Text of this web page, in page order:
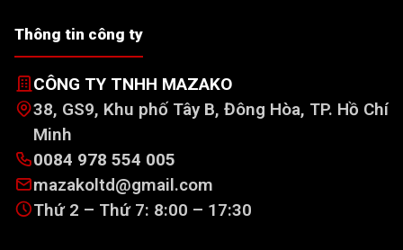
Thông tin công ty
CÔNG TY TNHH MAZAKO
38, GS9, Khu phố Tây B, Đông Hòa, TP. Hồ Chí
Minh
0084 978 554 005
mazakoltd@gmail.com
Thứ 2 – Thứ 7: 8:00 – 17:30